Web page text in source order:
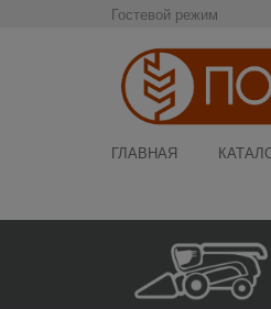
Гостевой режим
ГЛАВНАЯ